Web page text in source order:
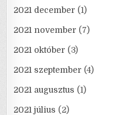
2021 december (1)
2021 november (7)
2021 október (3)
2021 szeptember (4)
2021 augusztus (1)
2021 július (2)